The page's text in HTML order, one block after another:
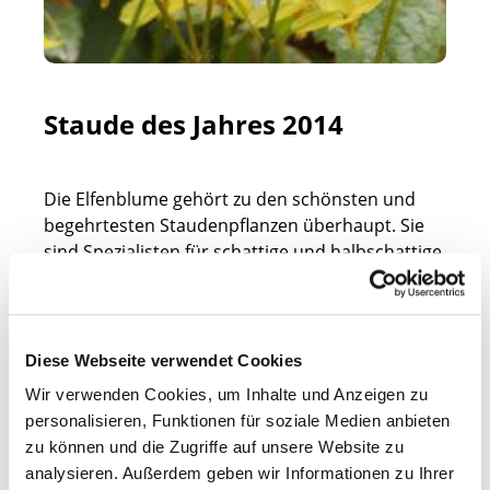
Diese Webseite verwendet Cookies
Wir verwenden Cookies, um Inhalte und Anzeigen zu
personalisieren, Funktionen für soziale Medien anbieten
zu können und die Zugriffe auf unsere Website zu
analysieren. Außerdem geben wir Informationen zu Ihrer
Staude des Jahres 2014
Die Elfenblume gehört zu den schönsten und
begehrtesten Staudenpflanzen überhaupt. Sie
sind Spezialisten für schattige und halbschattige
Bereiche und sind daher besonders gut für
äußerst robust, dichtverzweigt und
konkurrenzstark, so dass das umliegende
Unkraut keine Chance mehr hat. Selbst große
und flächendeckende Pflanzungen sind für die
Elfenblume kein Problem, da sie sehr schnell